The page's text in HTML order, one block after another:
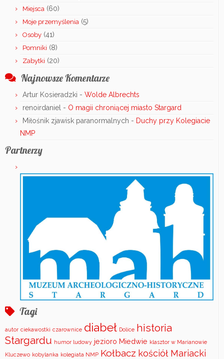
Miejsca (60)
Moje przemyślenia (5)
Osoby (41)
Pomniki (8)
Zabytki (20)
Najnowsze Komentarze
Artur Kosieradzki - Wolde Albrechts
renoirdaniel - O magii chroniącej miasto Stargard
Miłośnik zjawisk paranormalnych - Duchy przy Kolegiacie
NMP
Partnerzy
Tagi
autor ciekawostki czarownice diabeł Dolice historia
Stargardu humor ludowy jezioro Miedwie klasztor w Marianowie
Kluczewo kobylanka kolegiata NMP Kołbacz kościół Mariacki